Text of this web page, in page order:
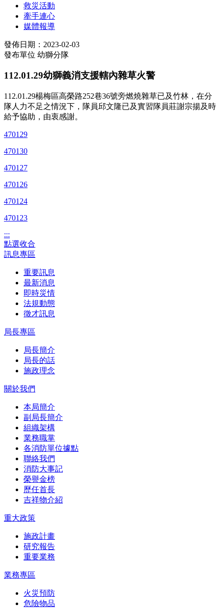
救災活動
牽手連心
媒體報導
發佈日期：2023-02-03
發布單位 幼獅分隊
112.01.29幼獅義消支援轄內雜草火警
112.01.29楊梅區高榮路252巷36號旁燃燒雜草已及竹林，在分
隊人力不足之情況下，隊員邱文隆已及實習隊員莊謝宗揚及時
給予協助，由衷感謝。
470129
470130
470127
470126
470124
470123
:::
點選收合
訊息專區
重要訊息
最新消息
即時災情
法規動態
徵才訊息
局長專區
局長簡介
局長的話
施政理念
關於我們
本局簡介
副局長簡介
組織架構
業務職掌
各消防單位據點
聯絡我們
消防大事記
榮譽金榜
歷任首長
吉祥物介紹
重大政策
施政計畫
研究報告
重要業務
業務專區
火災預防
危險物品